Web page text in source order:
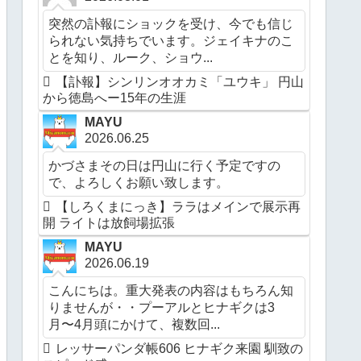
突然の訃報にショックを受け、今でも信じ
られない気持ちでいます。ジェイキナのこ
とを知り、ルーク、ショウ...
【訃報】シンリンオオカミ「ユウキ」 円山
から徳島へー15年の生涯
MAYU
2026.06.25
かづさまその日は円山に行く予定ですの
で、よろしくお願い致します。
【しろくまにっき】ララはメインで展示再
開 ライトは放飼場拡張
MAYU
2026.06.19
こんにちは。重大発表の内容はもちろん知
りませんが・・プーアルとヒナギクは3
月〜4月頭にかけて、複数回...
レッサーパンダ帳606 ヒナギク来園 馴致の